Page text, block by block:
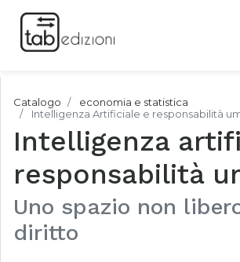
Catalogo
economia e statistica
Intelligenza Artificiale e responsabilità
Intelligenza
responsabilità
Uno spazio non
diritto